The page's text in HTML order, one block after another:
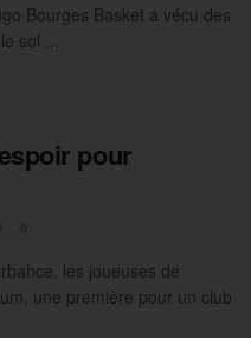
Bourges Basket a vécu des
sol ...
pour
les joueuses de
une première pour un club